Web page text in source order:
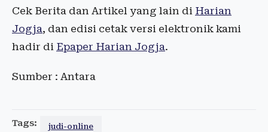
Cek Berita dan Artikel yang lain di Harian
Jogja, dan edisi cetak versi elektronik kami
hadir di Epaper Harian Jogja.
Sumber : Antara
Tags: judi-online